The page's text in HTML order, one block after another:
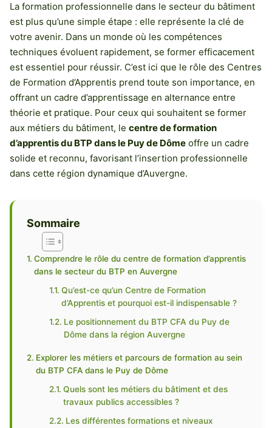
La formation professionnelle dans le secteur du bâtiment
est plus qu’une simple étape : elle représente la clé de
votre avenir. Dans un monde où les compétences
techniques évoluent rapidement, se former efficacement
est essentiel pour réussir. C’est ici que le rôle des Centres
de Formation d’Apprentis prend toute son importance, en
offrant un cadre d’apprentissage en alternance entre
théorie et pratique. Pour ceux qui souhaitent se former
aux métiers du bâtiment, le centre de formation
d’apprentis du BTP dans le Puy de Dôme offre un cadre
solide et reconnu, favorisant l’insertion professionnelle
dans cette région dynamique d’Auvergne.
Sommaire
Comprendre le rôle du centre de formation d’apprentis
dans le secteur du BTP en Auvergne
Qu’est-ce qu’un Centre de Formation
d’Apprentis et pourquoi est-il indispensable ?
Le positionnement du BTP CFA du Puy de
Dôme dans la région Auvergne
Explorer les métiers et parcours de formation au sein
du BTP CFA dans le Puy de Dôme
Quels sont les métiers du bâtiment et des
travaux publics accessibles ?
Les différentes formations et niveaux